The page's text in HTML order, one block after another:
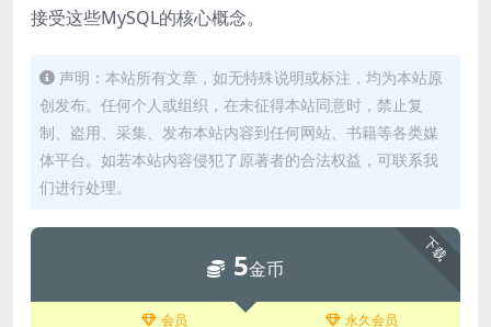
接受这些MySQL的核心概念。
声明：本站所有文章，如无特殊说明或标注，均为本站原
创发布。任何个人或组织，在未征得本站同意时，禁止复
制、盗用、采集、发布本站内容到任何网站、书籍等各类媒
体平台。如若本站内容侵犯了原著者的合法权益，可联系我
们进行处理。
下载
5金币
会员 永久会员